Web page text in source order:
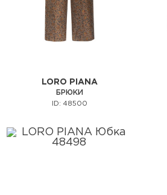
LORO PIANA
БРЮКИ
ID: 48500